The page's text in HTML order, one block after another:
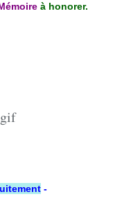
à honorer.
-